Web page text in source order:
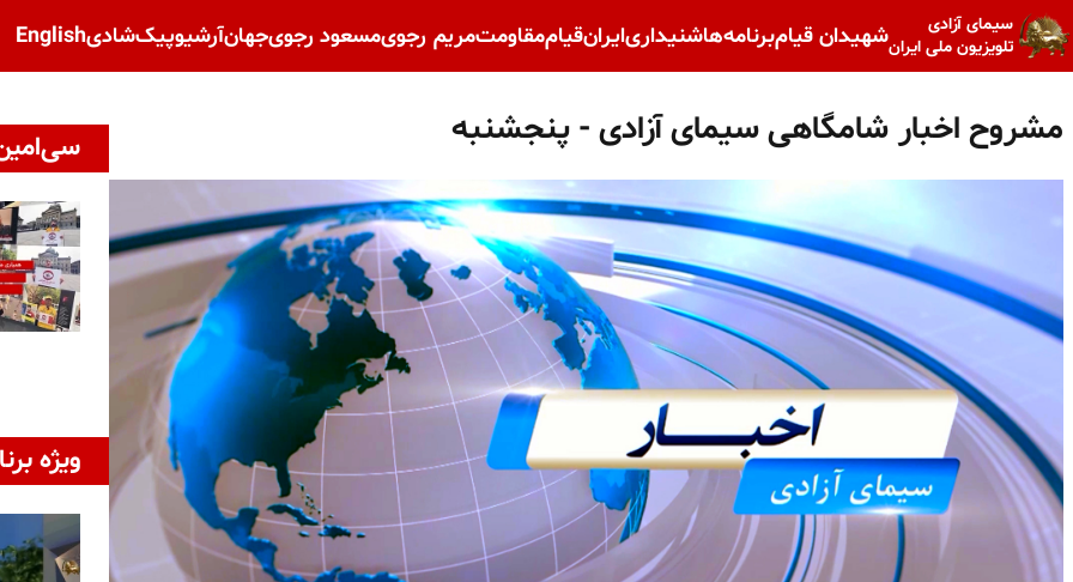
سیمای آزادی
تلویزیون ملی ایرانشهیدان قیامبرنامه‌هاشنیداریایرانقیاممقاومتمریم رجویمسعود رجویجهانآرشیوپیک‌شادیEnglish
مشروح اخبار شامگاهی سیمای آزادی - پنجشنبه
ویژه